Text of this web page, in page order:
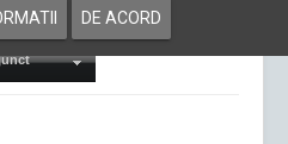
DE ACORD